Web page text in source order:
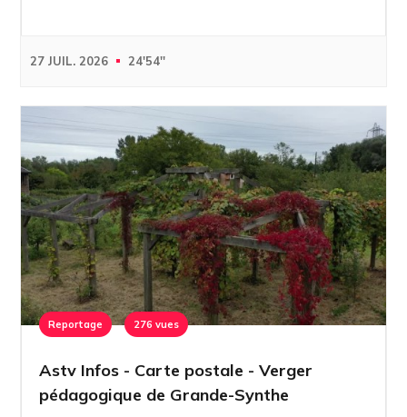
27 JUIL. 2026 24'54''
Reportage 276 vues
Astv Infos - Carte postale - Verger
pédagogique de Grande-Synthe